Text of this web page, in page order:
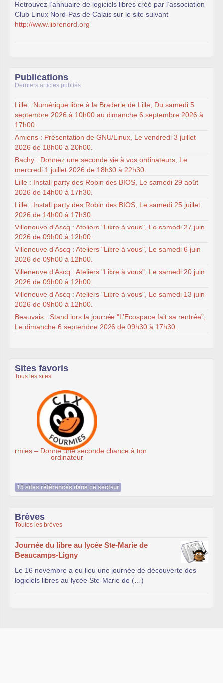
Retrouvez l’annuaire de logiciels libres créé par l’association
Club Linux Nord-Pas de Calais sur le site suivant
http://www.librenord.org
Publications
Derniers articles publiés
Lille : Numérique libre à la Braderie de Lille, Du samedi 5
septembre 2026 à 10h00 au dimanche 6 septembre 2026 à
17h00.
Amiens : Présentation de GNU/Linux, Le vendredi 3 juillet
2026 de 18h00 à 20h00.
Bachy : Donnez une seconde vie à vos ordinateurs, Le
mercredi 1 juillet 2026 de 18h30 à 22h30.
Lille : Install party des Robin des BIOS, Le samedi 29 août
2026 de 14h00 à 17h30.
Lille : Install party des Robin des BIOS, Le samedi 25 juillet
2026 de 14h00 à 17h30.
Villeneuve d’Ascq : Ateliers "Libre à vous", Le samedi 27 juin
2026 de 09h00 à 12h00.
Villeneuve d’Ascq : Ateliers "Libre à vous", Le samedi 6 juin
2026 de 09h00 à 12h00.
Villeneuve d’Ascq : Ateliers "Libre à vous", Le samedi 20 juin
2026 de 09h00 à 12h00.
Villeneuve d’Ascq : Ateliers "Libre à vous", Le samedi 13 juin
2026 de 09h00 à 12h00.
Beauvais : Stand lors la journée "L’Ecospace fait sa rentrée",
Le dimanche 6 septembre 2026 de 09h30 à 17h30.
Sites favoris
Tous les sites
Ateliers du Libre à Roubaix
15 sites référencés dans ce secteur
Brèves
Toutes les brèves
Journée du libre au lycée Ste-Marie de
Beaucamps-Ligny
Le 16 novembre a eu lieu une journée de découverte des
logiciels libres au lycée Ste-Marie de (…)